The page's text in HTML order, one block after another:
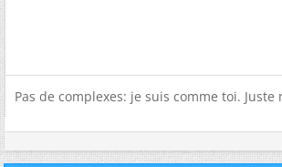
Pas de complexes: je suis comme toi. Juste